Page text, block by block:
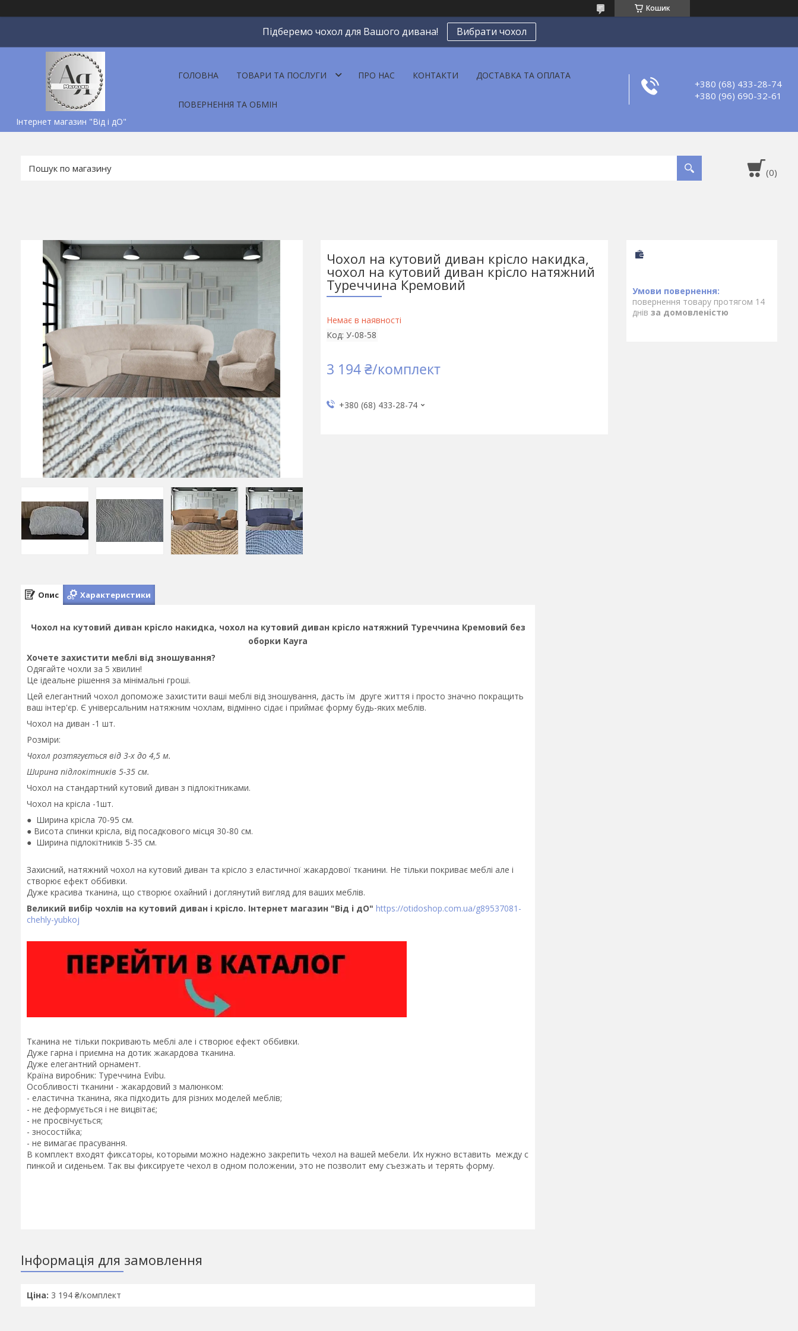
Кошик
Підберемо чохол для Вашого дивана! Вибрати чохол
Інтернет магазин "Від і дО"
ГОЛОВНА ТОВАРИ ТА ПОСЛУГИ ПРО НАС КОНТАКТИ ДОСТАВКА ТА ОПЛАТА
ПОВЕРНЕННЯ ТА ОБМІН
+380 (68) 433-28-74
+380 (96) 690-32-61
Чохол на кутовий диван крісло накидка,
чохол на кутовий диван крісло натяжний
Туреччина Кремовий
Немає в наявності
Код: У-08-58
3 194 ₴/комплект
+380 (68) 433-28-74
повернення товару протягом 14
днів за домовленістю
Опис Характеристики
Чохол на кутовий диван крісло накидка, чохол на кутовий диван крісло натяжний Туреччина Кремовий без
оборки Kayra
Хочете захистити меблі від зношування?
Одягайте чохли за 5 хвилин!
Це ідеальне рішення за мінімальні гроші.
Цей елегантний чохол допоможе захистити ваші меблі від зношування, дасть їм друге життя і просто значно покращить
ваш інтер'єр. Є універсальним натяжним чохлам, відмінно сідає і приймає форму будь-яких меблів.
Чохол на диван -1 шт.
Розміри:
Чохол розтягується від 3-х до 4,5 м.
Ширина підлокітників 5-35 см.
Чохол на стандартний кутовий диван з підлокітниками.
Чохол на крісла -1шт.
● Ширина крісла 70-95 см.
● Висота спинки крісла, від посадкового місця 30-80 см.
● Ширина підлокітників 5-35 см.
Захисний, натяжний чохол на кутовий диван та крісло з еластичної жакардової тканини. Не тільки покриває меблі але і
створює ефект оббивки.
Дуже красива тканина, що створює охайний і доглянутий вигляд для ваших меблів.
Великий вибір чохлів на кутовий диван і крісло. Інтернет магазин "Від і дО" https://otidoshop.com.ua/g89537081-
chehly-yubkoj
Тканина не тільки покривають меблі але і створює ефект оббивки.
Дуже гарна і приємна на дотик жакардова тканина.
Дуже елегантний орнамент.
Країна виробник: Туреччина Evibu.
Особливості тканини - жакардовий з малюнком:
- еластична тканина, яка підходить для різних моделей меблів;
- не деформується і не вицвітає;
- не просвічується;
- зносостійка;
- не вимагає прасування.
В комплект входят фиксаторы, которыми можно надежно закрепить чехол на вашей мебели. Их нужно вставить между с
пинкой и сиденьем. Так вы фиксируете чехол в одном положении, это не позволит ему съезжать и терять форму.
Інформація для замовлення
Ціна: 3 194 ₴/комплект